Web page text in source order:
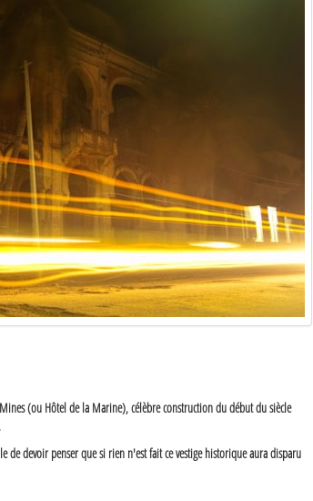
(ou Hôtel de la Marine), célèbre construction du début du siècle
de devoir penser que si rien n'est fait ce vestige historique aura disparu